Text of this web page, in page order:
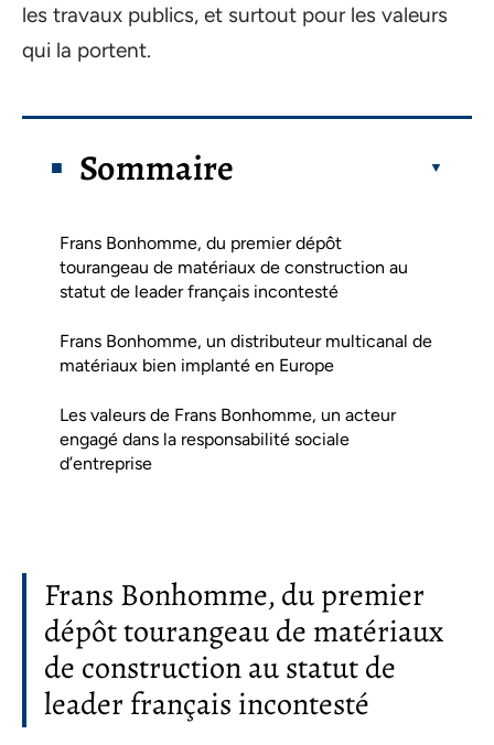
les travaux publics, et surtout pour les valeurs
qui la portent.
Sommaire
Frans Bonhomme, du premier dépôt
tourangeau de matériaux de construction au
statut de leader français incontesté
Frans Bonhomme, un distributeur multicanal de
matériaux bien implanté en Europe
Les valeurs de Frans Bonhomme, un acteur
engagé dans la responsabilité sociale
d’entreprise
Frans Bonhomme, du premier
dépôt tourangeau de matériaux
de construction au statut de
leader français incontesté